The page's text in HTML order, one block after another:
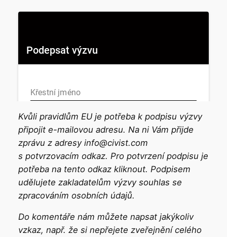
Kvůli pravidlům EU je potřeba k podpisu výzvy
připojit e-mailovou adresu. Na ni Vám přijde
zprávu z adresy info@civist.com
s potvrzovacím odkaz. Pro potvrzení podpisu je
potřeba na tento odkaz kliknout. Podpisem
udělujete zakladatelům výzvy souhlas se
zpracováním osobních údajů.
Do komentáře nám můžete napsat jakýkoliv
vzkaz, např. že si nepřejete zveřejnění celého